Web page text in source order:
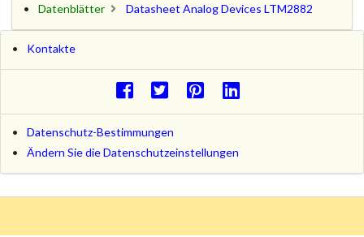
Datenblätter
Datasheet Analog Devices LTM2882
Kontakte
Datenschutz-Bestimmungen
Ändern Sie die Datenschutzeinstellungen